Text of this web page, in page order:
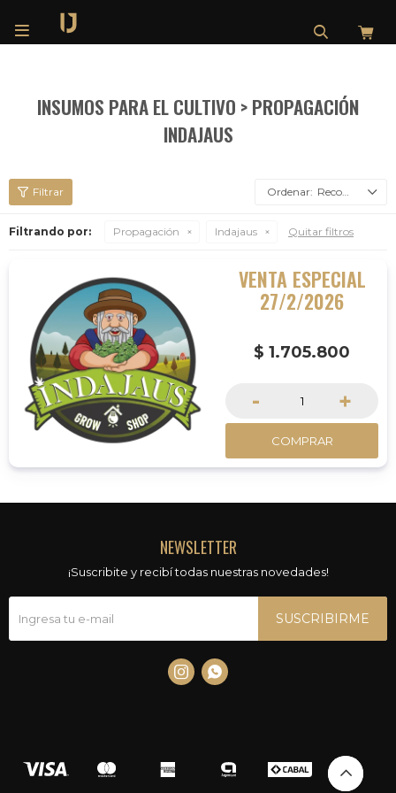

INSUMOS PARA EL CULTIVO > PROPAGACIÓN
INDAJAUS
Recomendados
Filtrando por: Propagación Indajaus Quitar filtros
VENTA ESPECIAL
27/2/2026
$ 1.705.800
- +
COMPRAR
NEWSLETTER
¡Suscribite y recibí todas nuestras novedades!
SUSCRIBIRME
 